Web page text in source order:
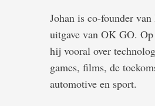
Johan is co-founder van
uitgave van OK GO.
hij vooral over
games, films, de
automotive en sport.